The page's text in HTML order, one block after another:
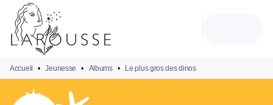
MENU
PIED DE PAGE
Accueil • Jeunesse • Albums • Le plus gros des dinos